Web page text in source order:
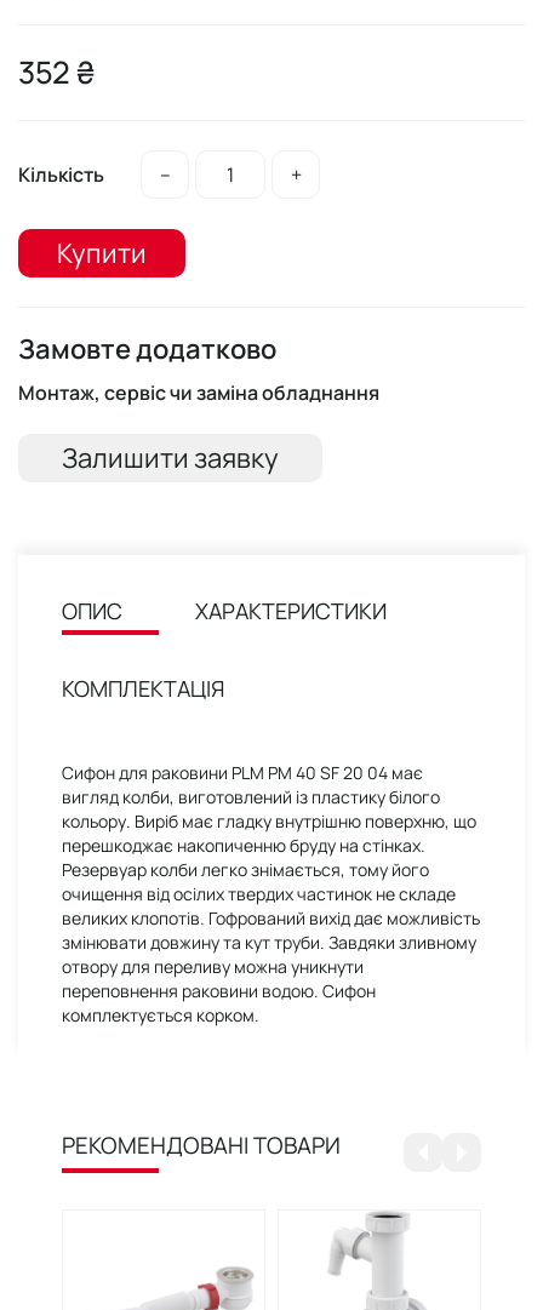
352 ₴
Кількість – +
Купити
Замовте додатково
Монтаж, сервіс чи заміна обладнання
Залишити заявку
ОПИС ХАРАКТЕРИСТИКИ
КОМПЛЕКТАЦІЯ
Сифон для раковини PLM PM 40 SF 20 04 має
вигляд колби, виготовлений із пластику білого
кольору. Виріб має гладку внутрішню поверхню, що
перешкоджає накопиченню бруду на стінках.
Резервуар колби легко знімається, тому його
очищення від осілих твердих частинок не складе
великих клопотів. Гофрований вихід дає можливість
змінювати довжину та кут труби. Завдяки зливному
отвору для переливу можна уникнути
переповнення раковини водою. Сифон
комплектується корком.
РЕКОМЕНДОВАНІ ТОВАРИ